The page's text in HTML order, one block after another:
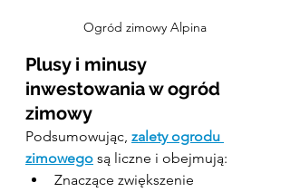
Ogród zimowy Alpina
Plusy i minusy
inwestowania w ogród
zimowy
Podsumowując, zalety ogrodu
zimowego są liczne i obejmują:
Znaczące zwiększenie